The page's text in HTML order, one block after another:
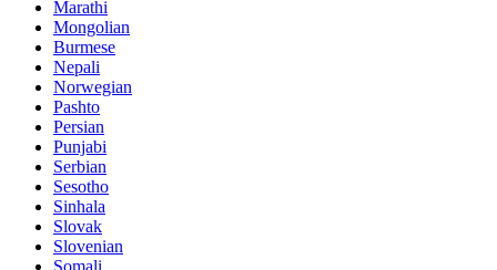
Marathi
Mongolian
Burmese
Nepali
Norwegian
Pashto
Persian
Punjabi
Serbian
Sesotho
Sinhala
Slovak
Slovenian
Somali